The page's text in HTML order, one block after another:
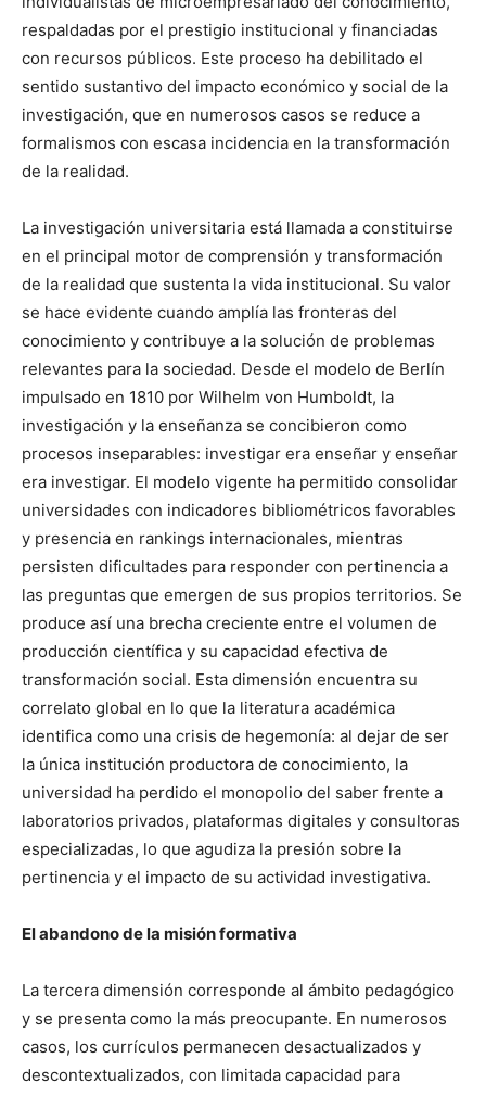
respaldadas por el prestigio institucional y financiadas
con recursos públicos. Este proceso ha debilitado el
sentido sustantivo del impacto económico y social de la
investigación, que en numerosos casos se reduce a
formalismos con escasa incidencia en la transformación
de la realidad.
La investigación universitaria está llamada a constituirse
en el principal motor de comprensión y transformación
de la realidad que sustenta la vida institucional. Su valor
se hace evidente cuando amplía las fronteras del
conocimiento y contribuye a la solución de problemas
relevantes para la sociedad. Desde el modelo de Berlín
impulsado en 1810 por Wilhelm von Humboldt, la
investigación y la enseñanza se concibieron como
procesos inseparables: investigar era enseñar y enseñar
era investigar. El modelo vigente ha permitido consolidar
universidades con indicadores bibliométricos favorables
y presencia en rankings internacionales, mientras
persisten dificultades para responder con pertinencia a
las preguntas que emergen de sus propios territorios. Se
produce así una brecha creciente entre el volumen de
producción científica y su capacidad efectiva de
transformación social. Esta dimensión encuentra su
correlato global en lo que la literatura académica
identifica como una crisis de hegemonía: al dejar de ser
la única institución productora de conocimiento, la
universidad ha perdido el monopolio del saber frente a
laboratorios privados, plataformas digitales y consultoras
especializadas, lo que agudiza la presión sobre la
pertinencia y el impacto de su actividad investigativa.
El abandono de la misión formativa
La tercera dimensión corresponde al ámbito pedagógico
y se presenta como la más preocupante. En numerosos
casos, los currículos permanecen desactualizados y
descontextualizados, con limitada capacidad para